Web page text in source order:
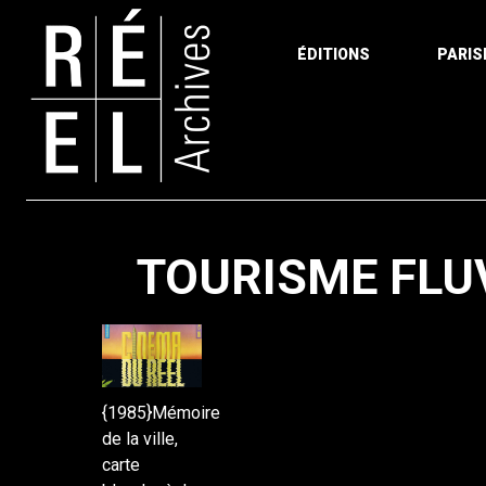
ÉDITIONS
TOURISME
{1985}Mémoire
de la ville,
carte